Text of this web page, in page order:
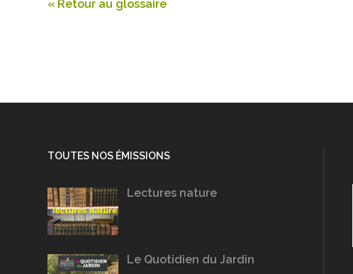
« Retour au glossaire
TOUTES NOS ÉMISSIONS
Lectures nature
Le Quotidien du Jardin